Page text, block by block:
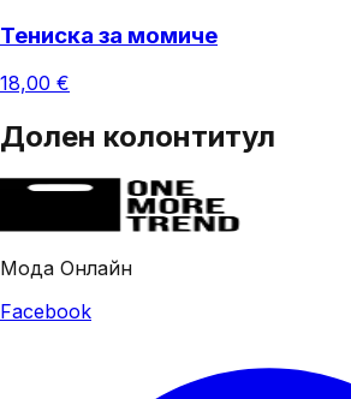
Тениска за момиче
18,00 €
Долен колонтитул
Мода Онлайн
Facebook